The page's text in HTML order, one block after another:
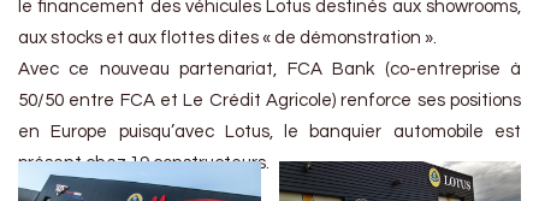
le financement des véhicules Lotus destinés aux showrooms,
aux stocks et aux flottes dites « de démonstration ».
Avec ce nouveau partenariat, FCA Bank (co-entreprise à
50/50 entre FCA et Le Crédit Agricole) renforce ses positions
en Europe puisqu’avec Lotus, le banquier automobile est
présent chez 19 constructeurs.